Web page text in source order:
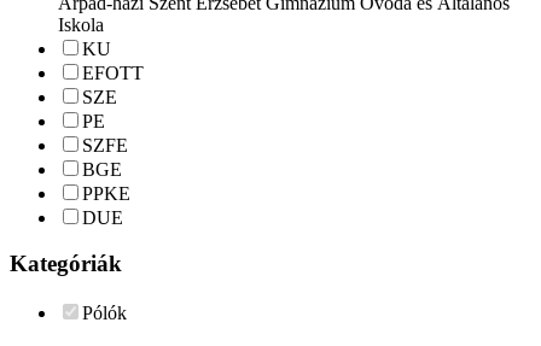
Iskola
KU
EFOTT
SZE
PE
SZFE
BGE
PPKE
DUE
Kategóriák
Pólók